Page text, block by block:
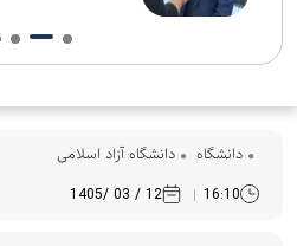
دانشگاه دانشگاه آزاد اسلامی
16:10
12 / 03 /1405